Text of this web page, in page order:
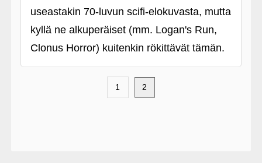
useastakin 70-luvun scifi-elokuvasta, mutta
kyllä ne alkuperäiset (mm. Logan's Run,
Clonus Horror) kuitenkin rökittävät tämän.
1 2